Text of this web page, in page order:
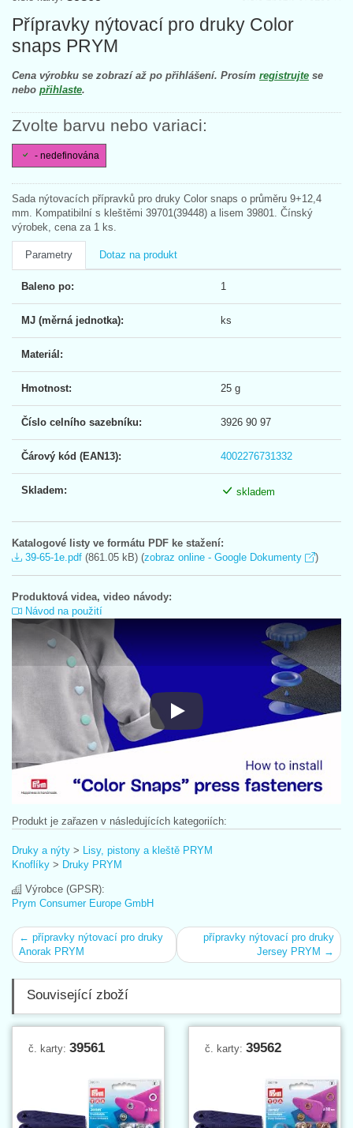
Přípravky nýtovací pro druky Color
snaps PRYM
Cena výrobku se zobrazí až po přihlášení. Prosím registrujte se
nebo přihlaste.
Zvolte barvu nebo variaci:
- nedefinována
Sada nýtovacích přípravků pro druky Color snaps o průměru 9+12,4
mm. Kompatibilní s kleštěmi 39701(39448) a lisem 39801. Čínský
výrobek, cena za 1 ks.
Parametry Dotaz na produkt
Baleno po: 1
MJ (měrná jednotka): ks
Materiál:
Hmotnost: 25 g
Číslo celního sazebníku: 3926 90 97
Čárový kód (EAN13): 4002276731332
Skladem: skladem
Katalogové listy ve formátu PDF ke stažení:
39-65-1e.pdf (861.05 kB) (zobraz online - Google Dokumenty )
Produktová videa, video návody:
Návod na použití
Návod na použití
Produkt je zařazen v následujících kategoriích:
Druky a nýty > Lisy, pistony a kleště PRYM
Knoflíky > Druky PRYM
Výrobce (GPSR):
Prym Consumer Europe GmbH
← přípravky nýtovací pro druky
Anorak PRYM
přípravky nýtovací pro druky
Jersey PRYM →
Související zboží
č. karty: 39561 č. karty: 39562